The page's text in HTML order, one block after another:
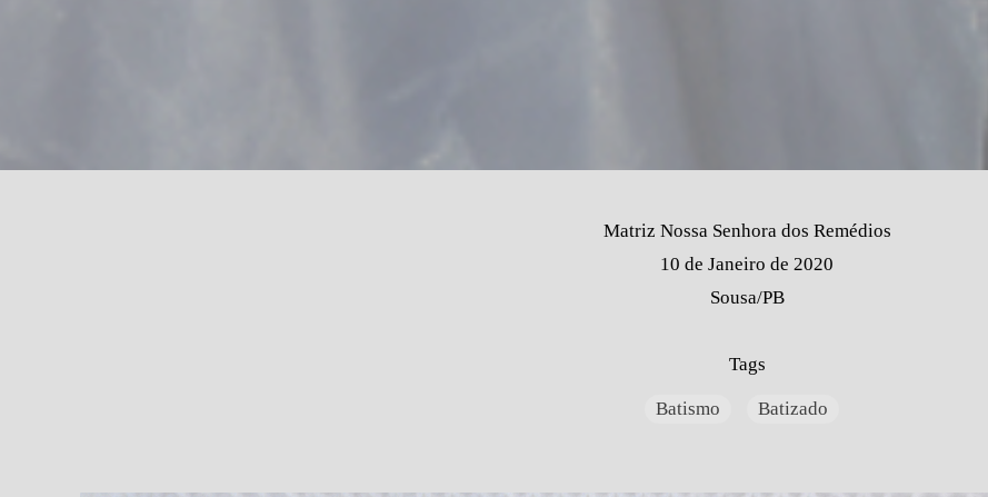
Matriz Nossa Senhora dos Remédios
10 de Janeiro de 2020
Sousa/PB
Tags
Batismo Batizado